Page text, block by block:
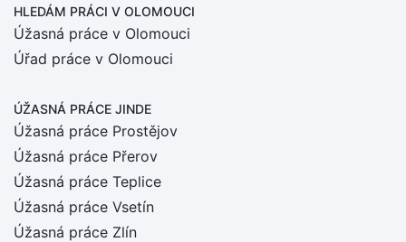
HLEDÁM PRÁCI V OLOMOUCI
Úžasná práce v Olomouci
Úřad práce v Olomouci
ÚŽASNÁ PRÁCE JINDE
Úžasná práce Prostějov
Úžasná práce Přerov
Úžasná práce Teplice
Úžasná práce Vsetín
Úžasná práce Zlín